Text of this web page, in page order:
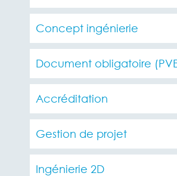
Concept ingénierie
Document obligatoire
Accréditation
Gestion de projet
Ingénierie 2D